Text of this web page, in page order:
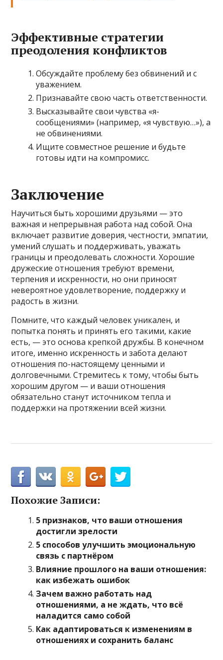
Эффективные стратегии
преодоления конфликтов
Обсуждайте проблему без обвинений и с
уважением.
Признавайте свою часть ответственности.
Высказывайте свои чувства «я-
сообщениями» (например, «я чувствую…»), а
не обвинениями.
Ищите совместное решение и будьте
готовы идти на компромисс.
Заключение
Научиться быть хорошими друзьями — это
важная и непрерывная работа над собой. Она
включает развитие доверия, честности, эмпатии,
умений слушать и поддерживать, уважать
границы и преодолевать сложности. Хорошие
дружеские отношения требуют времени,
терпения и искренности, но они приносят
невероятное удовлетворение, поддержку и
радость в жизни.
Помните, что каждый человек уникален, и
попытка понять и принять его такими, какие
есть, — это основа крепкой дружбы. В конечном
итоге, именно искренность и забота делают
отношения по-настоящему ценными и
долговечными. Стремитесь к тому, чтобы быть
хорошим другом — и ваши отношения
обязательно станут источником тепла и
поддержки на протяжении всей жизни.
Похожие Записи:
5 признаков, что ваши отношения
достигли зрелости
5 способов улучшить эмоциональную
связь с партнёром
Влияние прошлого на ваши отношения:
как избежать ошибок
Зачем важно работать над
отношениями, а не ждать, что всё
наладится само собой
Как адаптироваться к изменениям в
отношениях и сохранить баланс